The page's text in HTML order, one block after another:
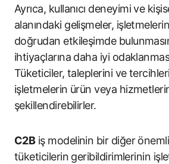
Ayrıca, kullanıcı deneyimi ve
alanındaki gelişmeler,
doğrudan etkileşimde
ihtiyaçlarına daha iyi
Tüketiciler, taleplerini ve
işletmelerin ürün veya
şekillendirebilirler.
C2Biş modelinin bir diğer
tüketicilerin geribildirimlerinin